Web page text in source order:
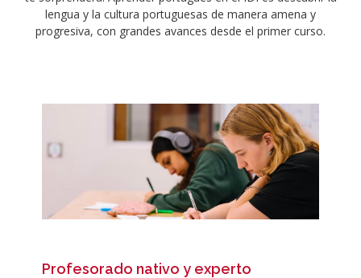
lengua y la cultura portuguesas de manera amena y
progresiva, con grandes avances desde el primer curso.
Profesorado nativo y experto